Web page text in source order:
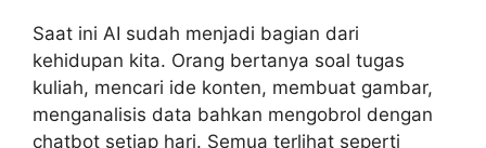
Saat ini AI sudah menjadi bagian dari
kehidupan kita. Orang bertanya soal tugas
kuliah, mencari ide konten, membuat gambar,
menganalisis data bahkan mengobrol dengan
chatbot setiap hari. Semua terlihat seperti